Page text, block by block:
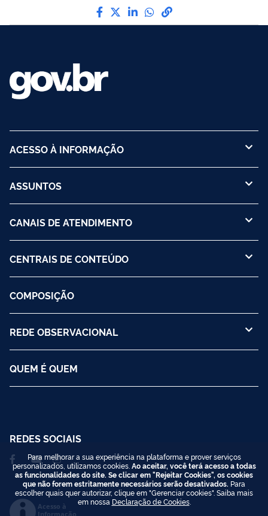
Compartilhe por Facebook
Compartilhe por Twitter
Compartilhe por
Compartilhe por
link para Copiar
ACESSO À INFORMAÇÃO
ASSUNTOS
CANAIS DE ATENDIMENTO
CENTRAIS DE CONTEÚDO
COMPOSIÇÃO
REDE OBSERVACIONAL
QUEM É QUEM
REDES SOCIAIS
Acesso à
Informação
Para melhorar a sua experiência na plataforma e prover serviços
personalizados, utilizamos cookies. Ao aceitar, você terá acesso a todas
as funcionalidades do site. Se clicar em "Rejeitar Cookies", os cookies
que não forem estritamente necessários serão desativados. Para
escolher quais quer autorizar, clique em "Gerenciar cookies". Saiba mais
em nossa Declaração de Cookies.